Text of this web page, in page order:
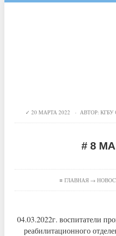
20 МАРТА 2022 · АВТОР:
# 8
≡ГЛАВНАЯ →
04.03.2022г. воспитатели
реабилитационного